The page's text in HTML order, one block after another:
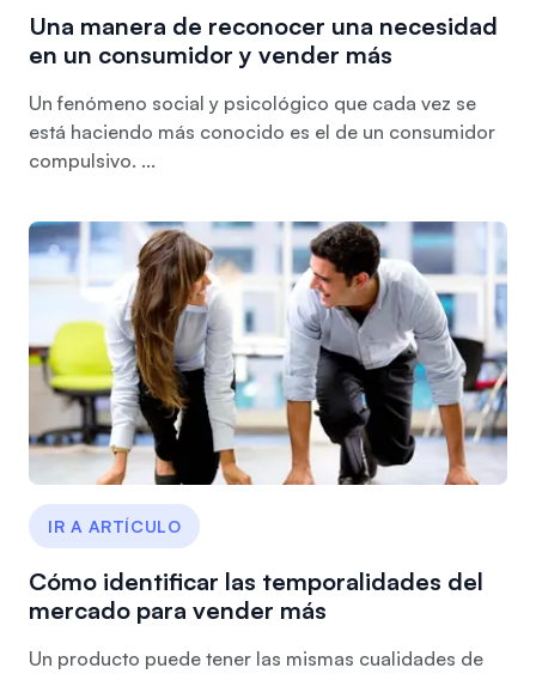
Una manera de reconocer una necesidad
en un consumidor y vender más
Un fenómeno social y psicológico que cada vez se
está haciendo más conocido es el de un consumidor
compulsivo. ...
IR A ARTÍCULO
Cómo identificar las temporalidades del
mercado para vender más
Un producto puede tener las mismas cualidades de